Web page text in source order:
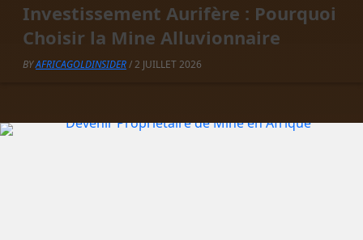
Investissement Aurifère : Pourquoi
Choisir la Mine Alluvionnaire
BYAFRICAGOLDINSIDER/ 2 JUILLET 2026